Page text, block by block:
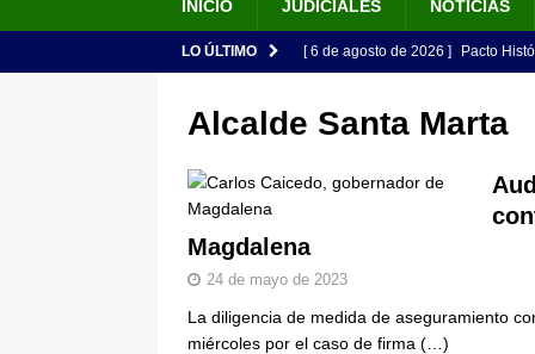
INICIO JUDICIALES NOTICIAS
LO ÚLTIMO [ 6 de agosto de 2026 ] Pacto
[ 6 de agosto de 2026 ] La historia
Espriella: tradición, simbolismo y
[ 6 de agosto de 2026 ]
[ 6 de agosto de 2026 ]
Alcalde Santa Marta
Magdalena
24 de mayo de 2023
La diligencia de medida de aseguramiento
miércoles por el caso de firma (…)